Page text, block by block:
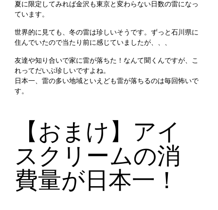
夏に限定してみれば金沢も東京と変わらない日数の雷になっ
ています。
世界的に見ても、冬の雷は珍しいそうです。ずっと石川県に
住んでいたので当たり前に感じていましたが、、、
友達や知り合いで家に雷が落ちた！なんて聞くんですが、こ
れってだいぶ珍しいですよね。
日本一、雷の多い地域といえども雷が落ちるのは毎回怖いで
す。
【おまけ】アイ
スクリームの消
費量が日本一！